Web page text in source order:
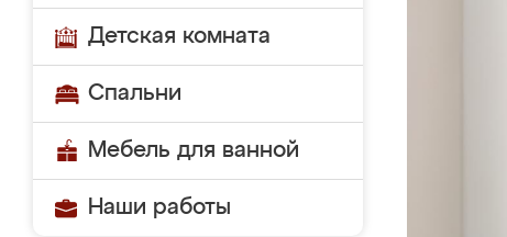
Детская комната
Спальни
Мебель для ванной
Наши работы